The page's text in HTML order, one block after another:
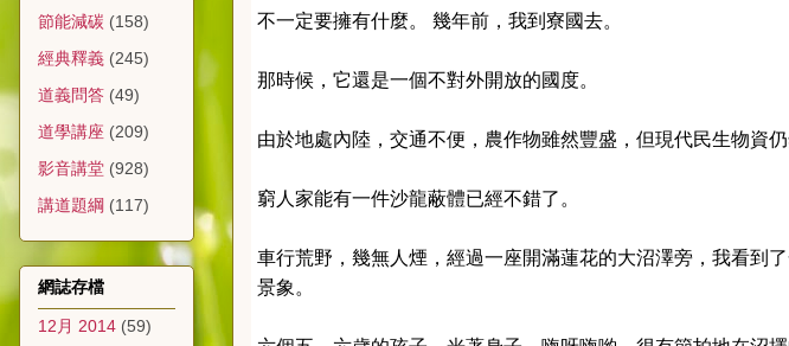
不一定要擁有什麼。 幾年前，我到寮國去。
那時候，它還是一個不對外開放的國度。
由於地處內陸，交通不便，農作物雖然豐盛，但現代民生物資仍
窮人家能有一件沙龍蔽體已經不錯了。
車行荒野，幾無人煙，經過一座開滿蓮花的大沼澤旁，我看到
景象。
節能減碳 (158)
經典釋義 (245)
道義問答 (49)
道學講座 (209)
影音講堂 (928)
講道題綱 (117)
網誌存檔
12月 2014 (59)